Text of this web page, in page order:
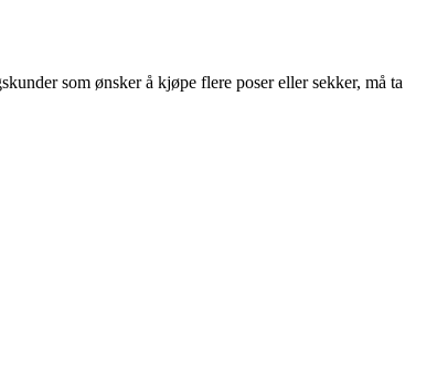
som ønsker å kjøpe flere poser eller sekker, må ta